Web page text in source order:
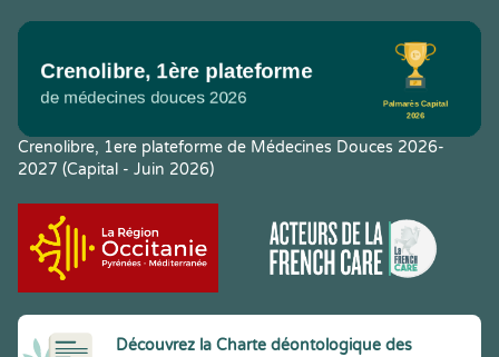
Crenolibre, 1ere plateforme de Médecines Douces 2026-
2027 (Capital - Juin 2026)
Découvrez la Charte déontologique des